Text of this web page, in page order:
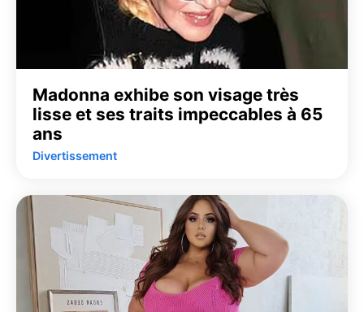
Madonna exhibe son visage très
lisse et ses traits impeccables à 65
ans
Divertissement